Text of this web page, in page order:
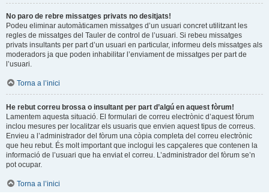
No paro de rebre missatges privats no desitjats!
Podeu eliminar automàticamen missatges d’un usuari concret utilitzant les
regles de missatges del Tauler de control de l’usuari. Si rebeu missatges
privats insultants per part d’un usuari en particular, informeu dels missatges als
moderadors ja que poden inhabilitar l’enviament de missatges per part de
l’usuari.
Torna a l’inici
He rebut correu brossa o insultant per part d’algú en aquest fòrum!
Lamentem aquesta situació. El formulari de correu electrònic d’aquest fòrum
inclou mesures per localitzar els usuaris que envien aquest tipus de correus.
Envieu a l’administrador del fòrum una còpia completa del correu electrònic
que heu rebut. És molt important que inclogui les capçaleres que contenen la
informació de l’usuari que ha enviat el correu. L’administrador del fòrum se’n
pot ocupar.
Torna a l’inici